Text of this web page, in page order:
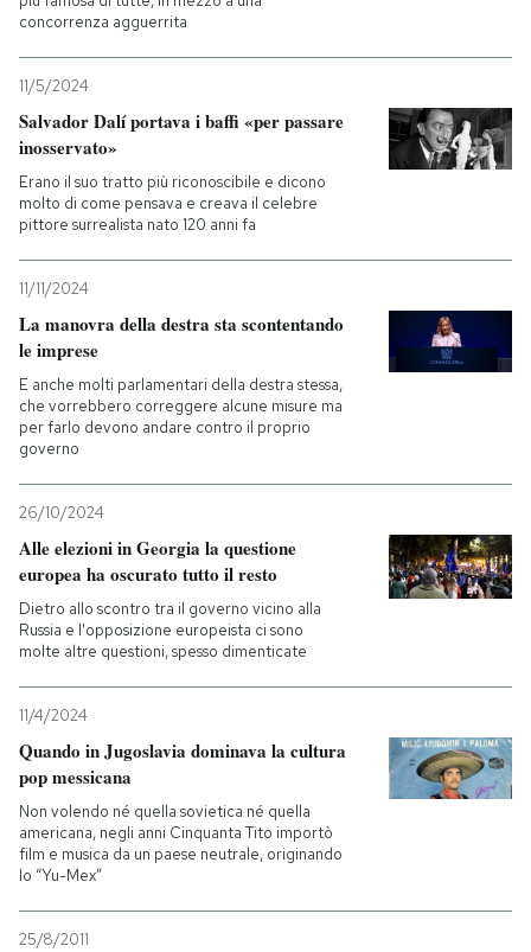
concorrenza agguerrita
11/5/2024
Salvador Dalí portava i baffi «per passare
inosservato»
Erano il suo tratto più riconoscibile e dicono
molto di come pensava e creava il celebre
pittore surrealista nato 120 anni fa
11/11/2024
La manovra della destra sta scontentando
le imprese
E anche molti parlamentari della destra stessa,
che vorrebbero correggere alcune misure ma
per farlo devono andare contro il proprio
governo
26/10/2024
Alle elezioni in Georgia la questione
europea ha oscurato tutto il resto
Dietro allo scontro tra il governo vicino alla
Russia e l'opposizione europeista ci sono
molte altre questioni, spesso dimenticate
11/4/2024
Quando in Jugoslavia dominava la cultura
pop messicana
Non volendo né quella sovietica né quella
americana, negli anni Cinquanta Tito importò
film e musica da un paese neutrale, originando
lo “Yu-Mex”
25/8/2011